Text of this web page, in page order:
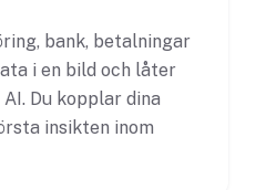
bank, betalningar
i en bild och låter
Du kopplar dina
insikten inom